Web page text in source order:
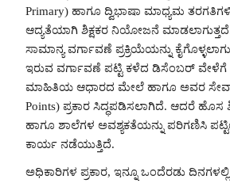
Primary) ಹಾಗೂ ದ್ವಿಭಾಷಾ ಮಾಧ್ಯಮ
ಆದ್ಯತೆಯಾಗಿ ಶಿಕ್ಷಕರ ನಿಯೋಜನೆ
ಸಾಮಾನ್ಯ ವರ್ಗಾವಣೆ ಪ್ರಕ್ರಿಯೆಯನ್ನು
ಇರುವ ವರ್ಗಾವಣೆ ಪಟ್ಟಿ ಕಳೆದ ಡಿಸೆಂಬರ್ ವೇಳೆಗೆ
ಮಾಹಿತಿಯ ಆಧಾರದ ಮೇಲೆ ಹಾಗೂ ಅವರ ಸೇವಾ
Points) ಪ್ರಕಾರ ಸಿದ್ಧಪಡಿಸಲಾಗಿದೆ. ಆದರೆ
ಹಾಗೂ ಶಾಲೆಗಳ ಅವಶ್ಯಕತೆಯನ್ನು ಪರಿಗಣಿಸಿ
ಕಾರ್ಯ ನಡೆಯುತ್ತಿದೆ.
ಅಧಿಕಾರಿಗಳ ಪ್ರಕಾರ, ಇನ್ನೂ ಒಂದೆರಡು ದಿನಗಳಲ್ಲಿ